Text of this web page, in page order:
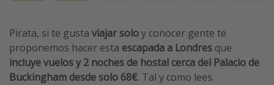
Viaja con musicales
El Rey León el musical
Harry Potter en Londres y otros destinos
Pirata, si te gusta viajar soloy conocer gente te
proponemos hacer esta escapada a Londres que
incluye vuelos y 2 noches de hostal cerca del Palacio de
Buckingham desde solo 68€. Tal y como lees.